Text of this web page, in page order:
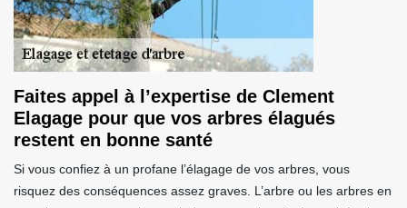
Faites appel à l’expertise de Clement
Elagage pour que vos arbres élagués
restent en bonne santé
Si vous confiez à un profane l’élagage de vos arbres, vous
risquez des conséquences assez graves. L’arbre ou les arbres en